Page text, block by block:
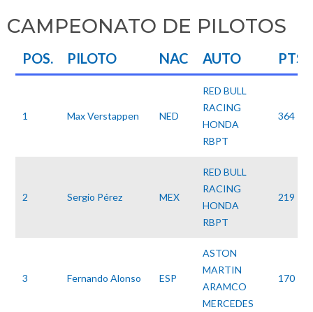
CAMPEONATO DE PILOTOS
POS. PILOTO NAC AUTO PTS.
1 Max Verstappen NED
RED BULL
RACING
HONDA
RBPT
364
2 Sergio Pérez MEX
RED BULL
RACING
HONDA
RBPT
219
3 Fernando Alonso ESP
ASTON
MARTIN
ARAMCO
MERCEDES
170